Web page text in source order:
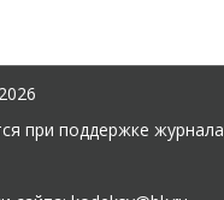
при поддержке журнала